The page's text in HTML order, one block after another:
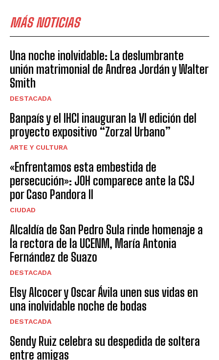
MÁS NOTICIAS
Una noche inolvidable: La deslumbrante
unión matrimonial de Andrea Jordán y Walter
Smith
DESTACADA
Banpaís y el IHCI inauguran la VI edición del
proyecto expositivo “Zorzal Urbano”
ARTE Y CULTURA
«Enfrentamos esta embestida de
persecución»: JOH comparece ante la CSJ
por Caso Pandora II
CIUDAD
Alcaldía de San Pedro Sula rinde homenaje a
la rectora de la UCENM, María Antonia
Fernández de Suazo
DESTACADA
Elsy Alcocer y Oscar Ávila unen sus vidas en
una inolvidable noche de bodas
DESTACADA
Sendy Ruiz celebra su despedida de soltera
entre amigas